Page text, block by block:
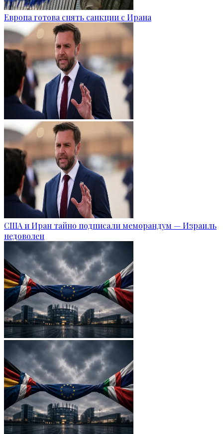
Европа готова снять санкции с Ирана
США и Иран тайно подписали меморандум — Израиль
недоволен